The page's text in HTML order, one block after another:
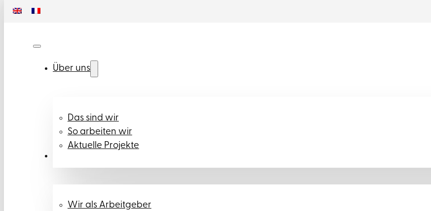
Über uns
Das sind wir
So arbeiten wir
Aktuelle Projekte
Wir als Arbeitgeber